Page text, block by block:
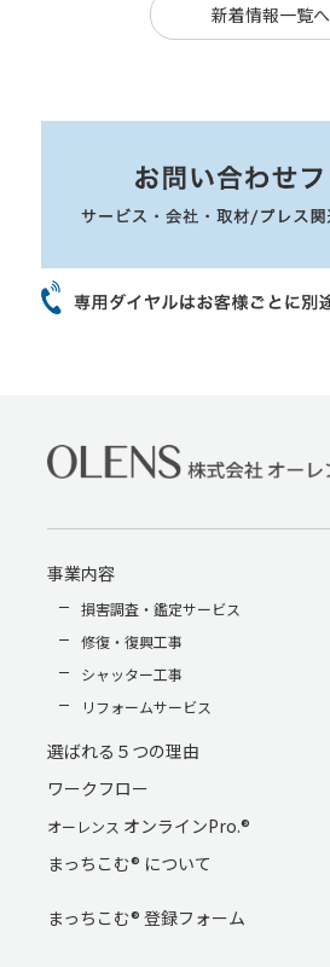
新着情報一覧へ
事業内容
損害調査・鑑定サービス
修復・復興工事
シャッター工事
リフォームサービス
選ばれる５つの理由
ワークフロー
オーレンス オンラインPro.®
まっちこむ® について
まっちこむ® 登録フォーム